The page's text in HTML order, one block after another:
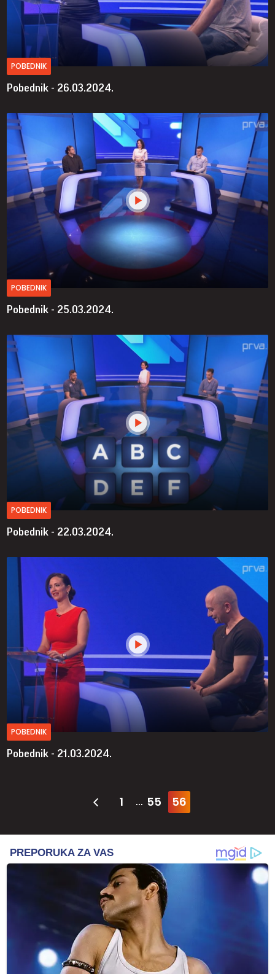
POBEDNIK
Pobednik - 26.03.2024.
POBEDNIK
Pobednik - 25.03.2024.
POBEDNIK
Pobednik - 22.03.2024.
POBEDNIK
Pobednik - 21.03.2024.
1 ... 55 56